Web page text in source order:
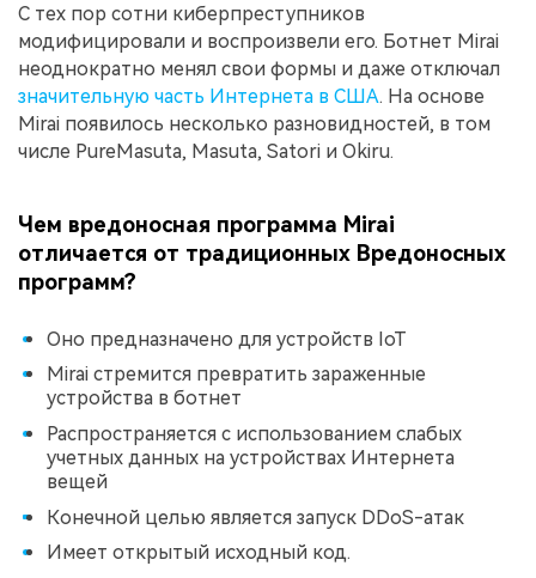
С тех пор сотни киберпреступников
модифицировали и воспроизвели его. Ботнет Mirai
неоднократно менял свои формы и даже отключал
значительную часть Интернета в США. На основе
Mirai появилось несколько разновидностей, в том
числе PureMasuta, Masuta, Satori и Okiru.
Чем вредоносная программа Mirai
отличается от традиционных Вредоносных
программ?
Оно предназначено для устройств IoT
Mirai стремится превратить зараженные
устройства в ботнет
Распространяется с использованием слабых
учетных данных на устройствах Интернета
вещей
Конечной целью является запуск DDoS-атак
Имеет открытый исходный код.